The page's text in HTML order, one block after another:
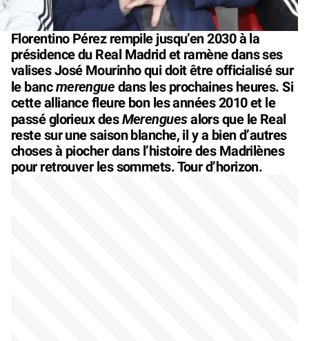
Florentino Pérez rempile jusqu’en 2030 à la
présidence du Real Madrid et ramène dans ses
valises José Mourinho qui doit être officialisé sur
le bancmerengue dans les prochaines heures. Si
cette alliance fleure bon les années 2010 et le
passé glorieux desMerenguesalors que le Real
reste sur une saison blanche, il y a bien d’autres
choses à piocher dans l’histoire des Madrilènes
pour retrouver les sommets. Tour d’horizon.